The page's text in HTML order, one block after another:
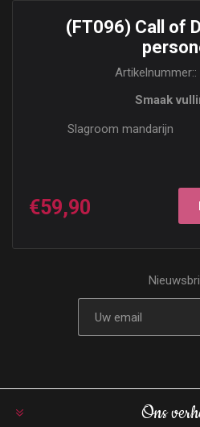
(FT096) Call of
Artikelnummer::
Smaak
€59,90
Ons